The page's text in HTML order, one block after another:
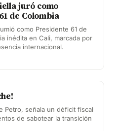
juró como
de Colombia
como Presidente 61 de
inédita en Cali, marcada por
internacional.
Petro, señala un déficit fiscal
de sabotear la transición